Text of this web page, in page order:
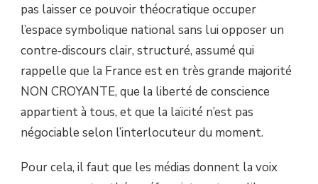
pas laisser ce pouvoir théocratique occuper
l’espace symbolique national sans lui opposer un
contre‑discours clair, structuré, assumé qui
rappelle que la France est en très grande majorité
NON CROYANTE, que la liberté de conscience
appartient à tous, et que la laïcité n’est pas
négociable selon l’interlocuteur du moment.
Pour cela, il faut que les médias donnent la voix